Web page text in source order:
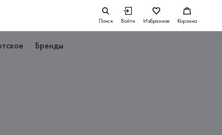
Поиск Войти Избранное Корзина
Бренды